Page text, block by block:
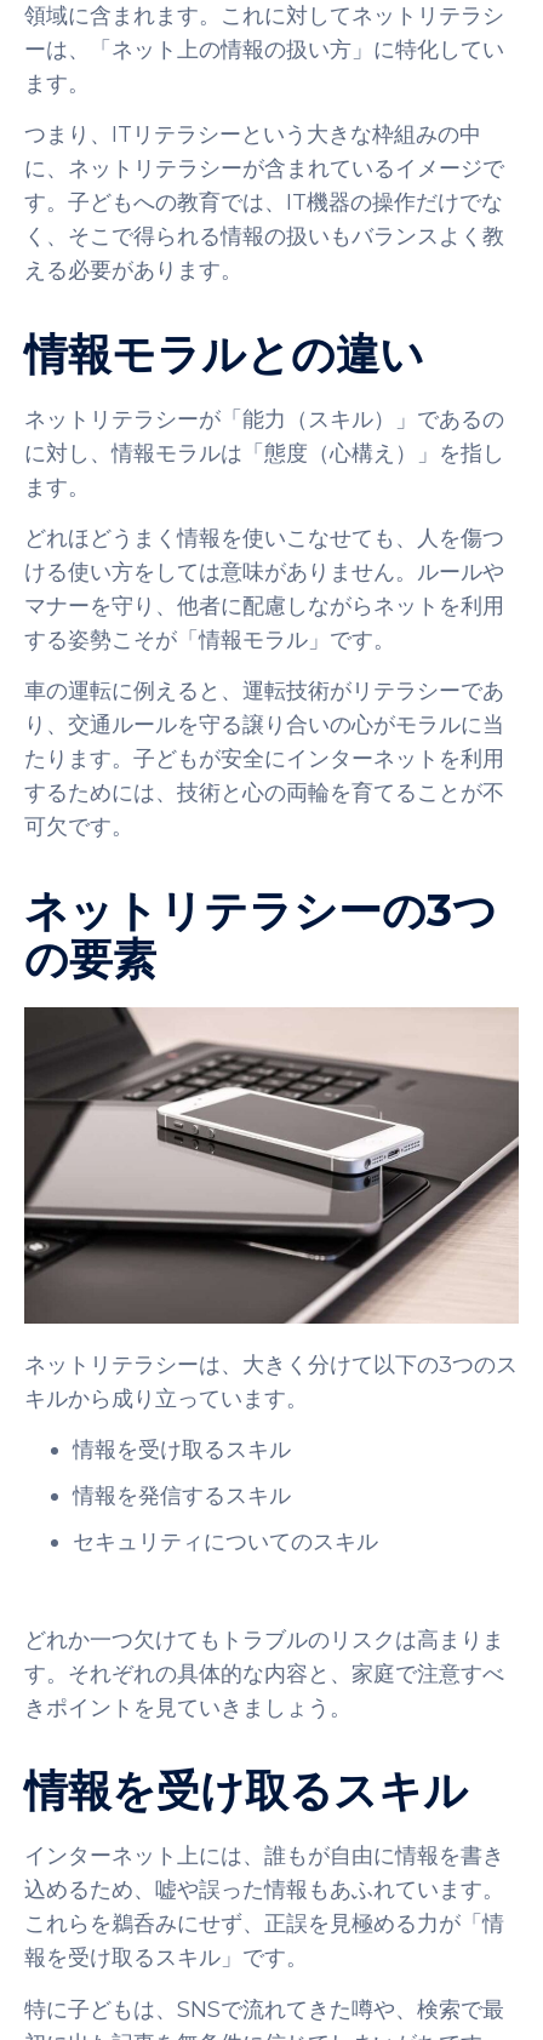
領域に含まれます。これに対してネットリテラシ
ーは、「ネット上の情報の扱い方」に特化してい
ます。
つまり、ITリテラシーという大きな枠組みの中
に、ネットリテラシーが含まれているイメージで
す。子どもへの教育では、IT機器の操作だけでな
く、そこで得られる情報の扱いもバランスよく教
える必要があります。
情報モラルとの違い
ネットリテラシーが「能力（スキル）」であるの
に対し、情報モラルは「態度（心構え）」を指し
ます。
どれほどうまく情報を使いこなせても、人を傷つ
ける使い方をしては意味がありません。ルールや
マナーを守り、他者に配慮しながらネットを利用
する姿勢こそが「情報モラル」です。
車の運転に例えると、運転技術がリテラシーであ
り、交通ルールを守る譲り合いの心がモラルに当
たります。子どもが安全にインターネットを利用
するためには、技術と心の両輪を育てることが不
可欠です。
ネットリテラシーの3つ
の要素
ネットリテラシーは、大きく分けて以下の3つのス
キルから成り立っています。
情報を受け取るスキル
情報を発信するスキル
セキュリティについてのスキル
どれか一つ欠けてもトラブルのリスクは高まりま
す。それぞれの具体的な内容と、家庭で注意すべ
きポイントを見ていきましょう。
情報を受け取るスキル
インターネット上には、誰もが自由に情報を書き
込めるため、嘘や誤った情報もあふれています。
これらを鵜呑みにせず、正誤を見極める力が「情
報を受け取るスキル」です。
特に子どもは、SNSで流れてきた噂や、検索で最